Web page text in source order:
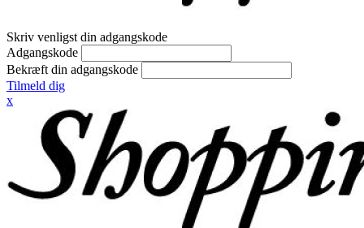
Skriv venligst din adgangskode
Adgangskode
Bekræft din adgangskode
Tilmeld dig
x